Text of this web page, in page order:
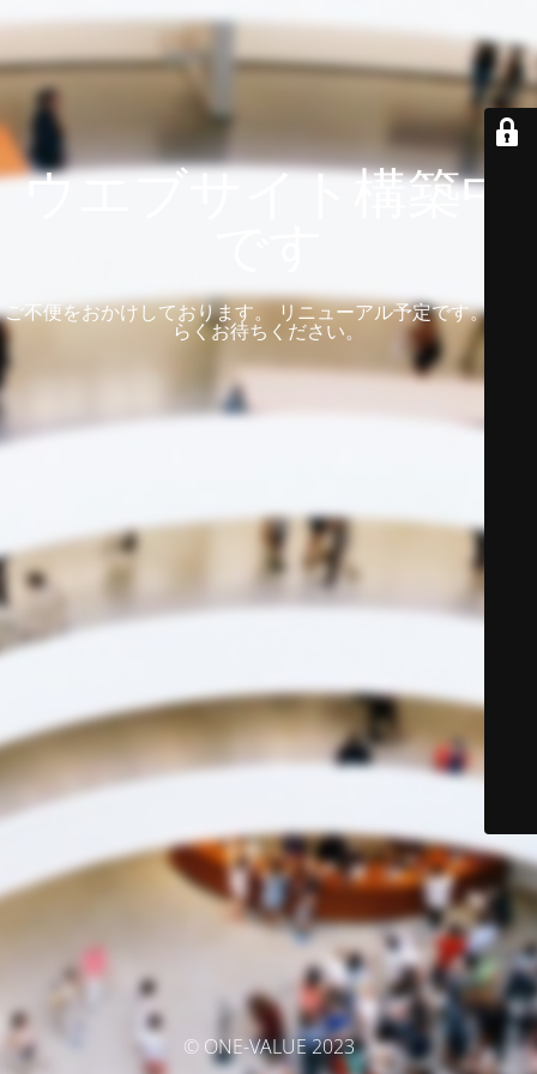
ウエブサイト構築中
ご不便をおかけしております。 リニューアル予定です。 しば
らくお待ちください。
© ONE-VALUE 2023